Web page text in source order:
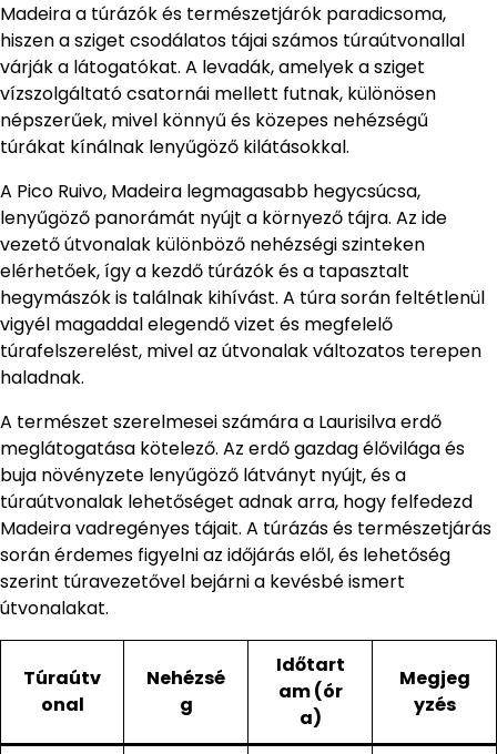
Madeira a túrázók és természetjárók paradicsoma,
hiszen a sziget csodálatos tájai számos túraútvonallal
várják a látogatókat. A levadák, amelyek a sziget
vízszolgáltató csatornái mellett futnak, különösen
népszerűek, mivel könnyű és közepes nehézségű
túrákat kínálnak lenyűgöző kilátásokkal.
A Pico Ruivo, Madeira legmagasabb hegycsúcsa,
lenyűgöző panorámát nyújt a környező tájra. Az ide
vezető útvonalak különböző nehézségi szinteken
elérhetőek, így a kezdő túrázók és a tapasztalt
hegymászók is találnak kihívást. A túra során feltétlenül
vigyél magaddal elegendő vizet és megfelelő
túrafelszerelést, mivel az útvonalak változatos terepen
haladnak.
A természet szerelmesei számára a Laurisilva erdő
meglátogatása kötelező. Az erdő gazdag élővilága és
buja növényzete lenyűgöző látványt nyújt, és a
túraútvonalak lehetőséget adnak arra, hogy felfedezd
Madeira vadregényes tájait. A túrázás és természetjárás
során érdemes figyelni az időjárás elől, és lehetőség
szerint túravezetővel bejárni a kevésbé ismert
útvonalakat.
Túraútv
onal
Nehézsé
g
Időtart
am (ór
a)
Megjeg
yzés